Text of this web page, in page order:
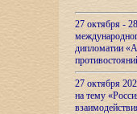
27 октября -
дипломатии
27 октября
на тему